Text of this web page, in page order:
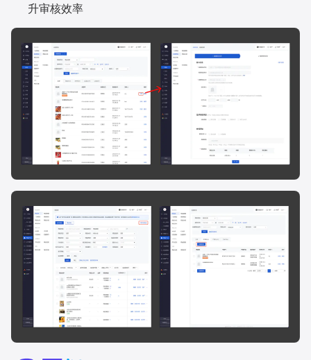
升审核效率